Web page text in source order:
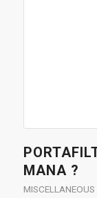
MANA ?
MISCELLANEOUS